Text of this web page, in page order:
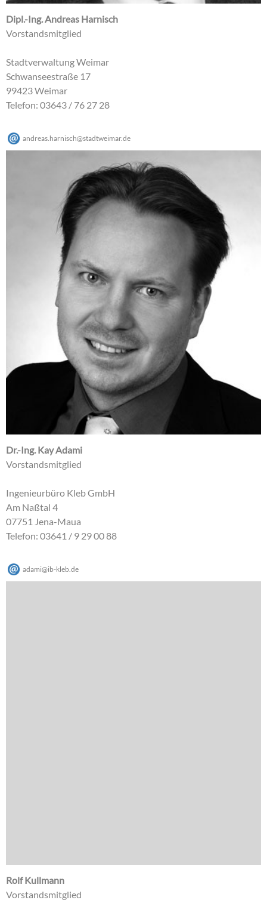
Dipl.-Ing. Andreas Harnisch
Vorstandsmitglied
Stadtverwaltung Weimar
Schwanseestraße 17
99423 Weimar
Telefon: 03643 / 76 27 28
andreas.harnisch@stadtweimar.de
Dr.-Ing. Kay Adami
Vorstandsmitglied
Ingenieurbüro Kleb GmbH
Am Naßtal 4
07751 Jena-Maua
Telefon: 03641 / 9 29 00 88
adami@ib-kleb de
Rolf Kullmann
Vorstandsmitglied